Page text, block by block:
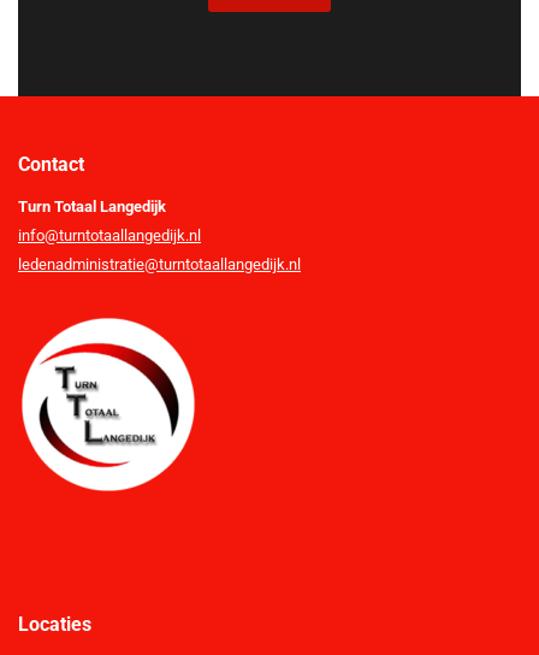
Contact
Turn Totaal Langedijk
info@turntotaallangedijk.nl
ledenadministratie@turntotaallangedijk.nl
Locaties